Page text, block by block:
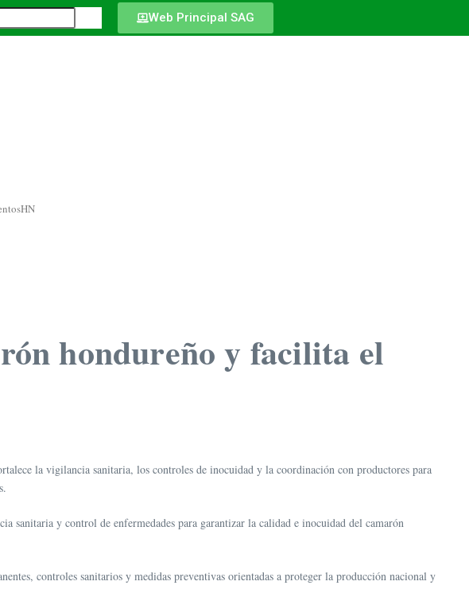
Web Principal SAG
hondureño y facilita el
la vigilancia sanitaria, los controles de inocuidad y la coordinación con productores para
sanitaria y control de enfermedades para garantizar la calidad e inocuidad del camarón
controles sanitarios y medidas preventivas orientadas a proteger la producción nacional y